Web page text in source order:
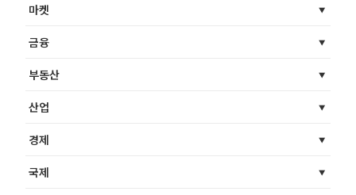
마켓
금융
부동산
산업
경제
국제